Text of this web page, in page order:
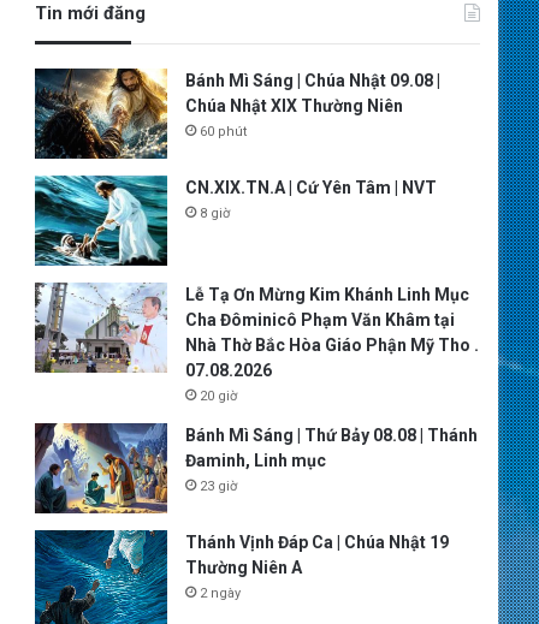
Tin mới đăng
Bánh Mì Sáng | Chúa Nhật 09.08 |
Chúa Nhật XIX Thường Niên
60 phút
CN.XIX.TN.A | Cứ Yên Tâm | NVT
8 giờ
Lễ Tạ Ơn Mừng Kim Khánh Linh Mục
Cha Đôminicô Phạm Văn Khâm tại
Nhà Thờ Bắc Hòa Giáo Phận Mỹ Tho .
07.08.2026
20 giờ
Bánh Mì Sáng | Thứ Bảy 08.08 | Thánh
Đaminh, Linh mục
23 giờ
Thánh Vịnh Đáp Ca | Chúa Nhật 19
Thường Niên A
2 ngày